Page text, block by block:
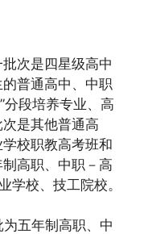
次是四星级高中
普通高中、中职
分段培养专业、高
是其他普通高
校职教高考班和
高职、中职－高
学校、技工院校。
五年制高职、中